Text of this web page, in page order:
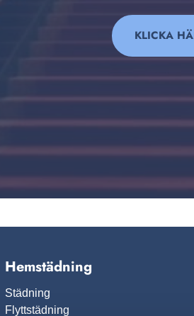
KLICKA
Hemstädning
Städning
Flyttstädning